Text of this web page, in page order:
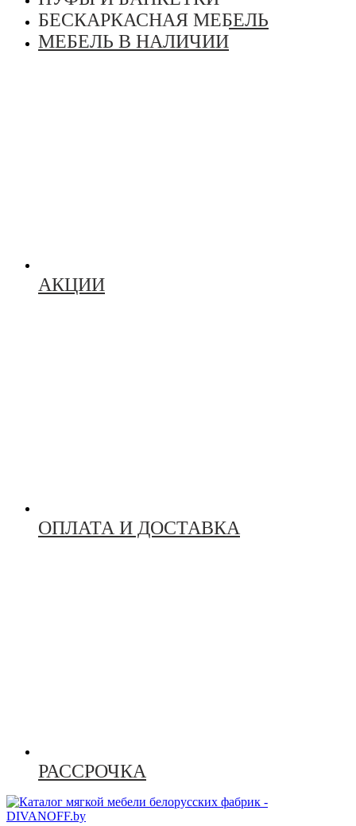
БЕСКАРКАСНАЯ МЕБЕЛЬ
МЕБЕЛЬ В НАЛИЧИИ
АКЦИИ
ОПЛАТА И ДОСТАВКА
РАССРОЧКА